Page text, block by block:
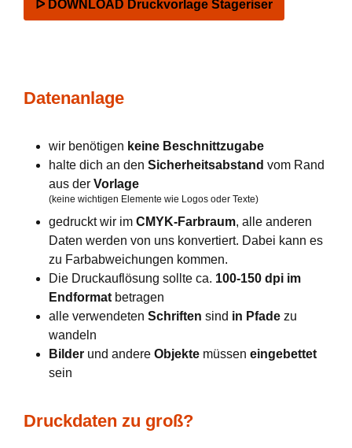
ᐅ DOWNLOAD Druckvorlage Stageriser
Datenanlage
wir benötigen keine Beschnittzugabe
halte dich an den Sicherheitsabstand vom Rand
aus der Vorlage
(keine wichtigen Elemente wie Logos oder Texte)
gedruckt wir im CMYK-Farbraum, alle anderen
Daten werden von uns konvertiert. Dabei kann es
zu Farbabweichungen kommen.
Die Druckauflösung sollte ca. 100-150 dpi im
Endformat betragen
alle verwendeten Schriften sind in Pfade zu
wandeln
Bilder und andere Objekte müssen eingebettet
sein
Druckdaten zu groß?